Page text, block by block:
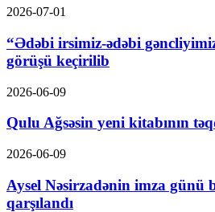
2026-07-01
“Ədəbi irsimiz-ədəbi
görüşü keçirilib
2026-06-09
Qulu Ağsəsin yeni kitabının
2026-06-09
Aysel Nəsirzadənin imza günü
qarşılandı